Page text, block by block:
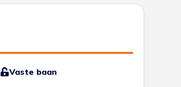
Vaste baan